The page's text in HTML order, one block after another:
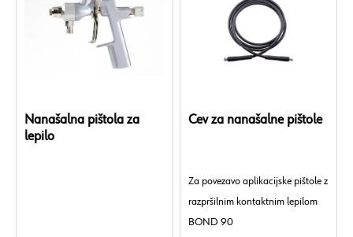
Nanašalna pištola za
lepilo
Cev za nanašalne pištole
Za povezavo aplikacijske pištole z
razpršilnim kontaktnim lepilom
BOND 90